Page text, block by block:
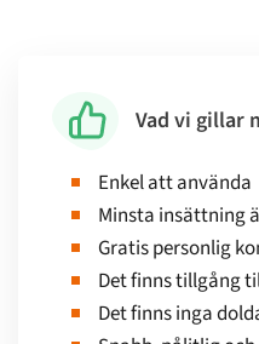
Vad vi gillar
Enkel att använda
Minsta insättning
Gratis personlig
Det finns tillgång
Det finns inga